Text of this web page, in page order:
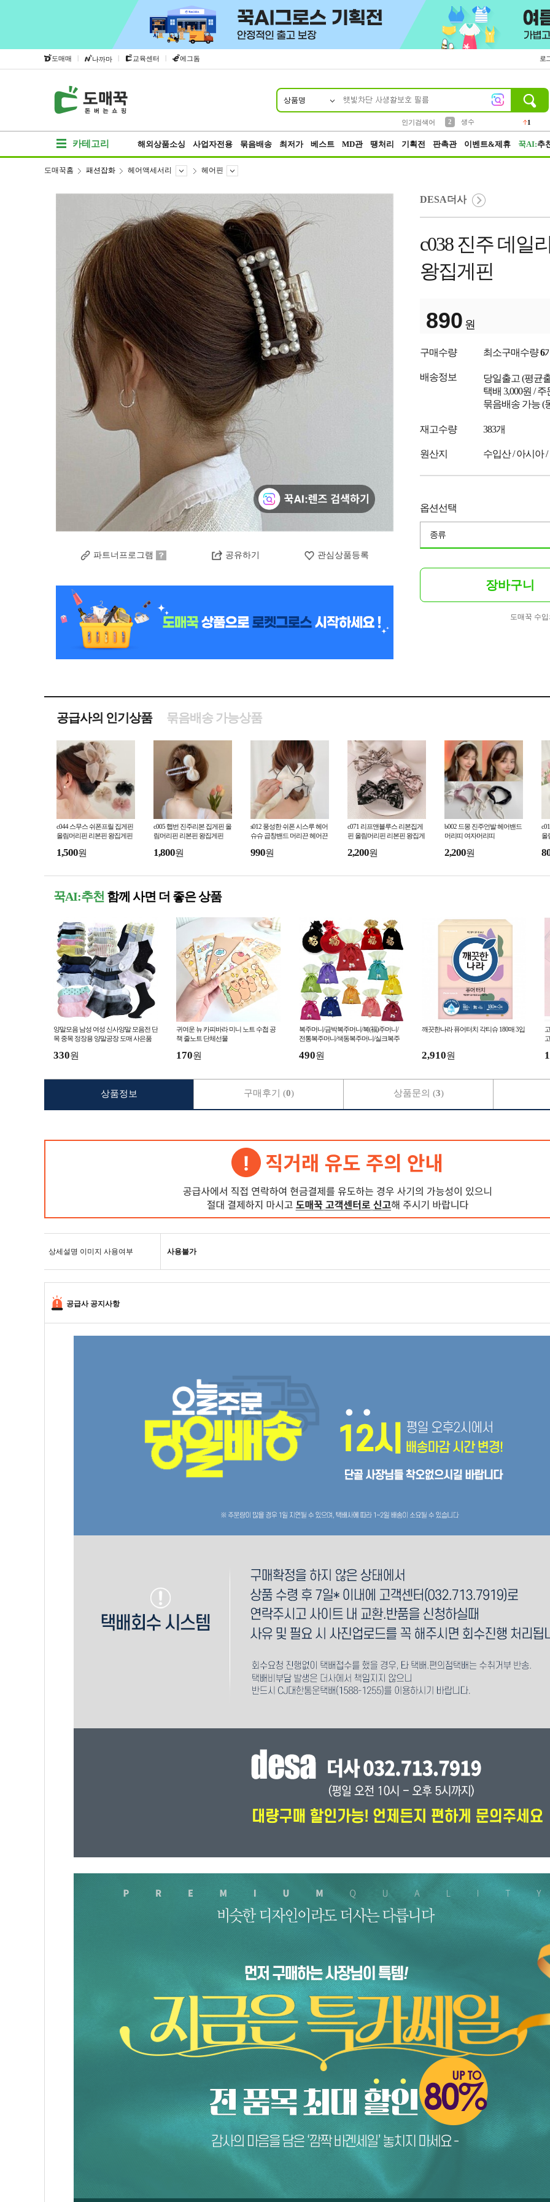
도매매 | 나까마 | 교육센터 | 에그돔 로
상품명
인기검색어
2
생수
1
카테고리 해외상품소싱 사업자전용 묶음배송 최저가 베스트 MD관 땡처리 기획전 판촉관 이벤트&제휴 꾹AI:추
도매꾹홈 패션잡화 헤어액세서리 헤어핀
파트너프로그램 공유하기 관심상품등록
DESA더사
c038 진주 데일
왕집게핀
890 원
구매수량 최소구매수량6
배송정보 당일출고 (평균
택배 3,000원 /
묶음배송 가능 (
재고수량 383개
원산지 수입산 / 아시아 /
옵션선택
종류
장바구니
도매꾹 수
공급사의 인기상품 묶음배송 가능상품
c044 스무스 쉬폰프릴 집게핀
올림머리핀 리본핀 왕집게핀
1,500원
c005 햅번 진주리본 집게핀 올
림머리핀 리본핀 왕집게핀
1,800원
s012 풍성한 쉬폰 시스루 헤어
슈슈 곱창밴드 머리끈 헤어끈
990원
c071 리프앤블루스 리본집게
핀 올림머리핀 리본핀 왕집게
2,200원
b002 드몽 진주언발 헤어밴드
머리띠 여자머리띠
2,200원
올
꾹AI:추천 함께 사면 더 좋은 상품
양말모음 남성 여성 신사양말 모음전 단
목 중목 정장용 양말공장 도매 사은품
330원
귀여운 뉴 카피바라 미니 노트 수첩 공
책 줄노트 단체선물
170원
복주머니/금박복주머니/복(福)주머니/
전통복주머니/색동복주머니/실크복주
490원
깨끗한나라 퓨어터치 각티슈 180매 3입
2,910원
상세설명 이미지 사용여부 사용불가
공급사 공지사항
상품정보 구매후기 (0) 상품문의 (3)